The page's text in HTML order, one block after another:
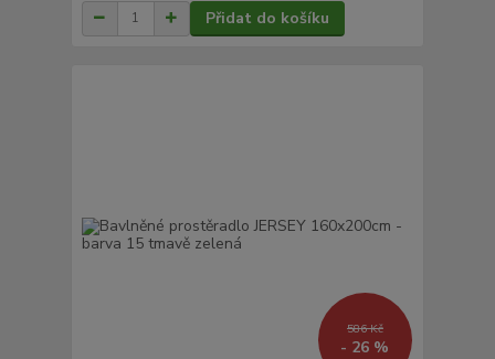
Přidat do košíku
586 Kč
- 26 %